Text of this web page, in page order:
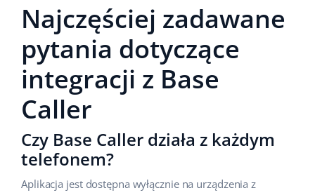
Najczęściej zadawane
pytania dotyczące
integracji z Base
Caller
Czy Base Caller działa z każdym
telefonem?
Aplikacja jest dostępna wyłącznie na urządzenia z